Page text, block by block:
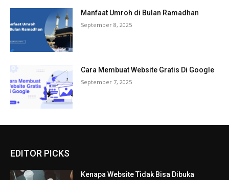
Manfaat Umroh di Bulan Ramadhan
September 8, 2025
Cara Membuat Website Gratis Di Google
September 7, 2025
EDITOR PICKS
Kenapa Website Tidak Bisa Dibuka